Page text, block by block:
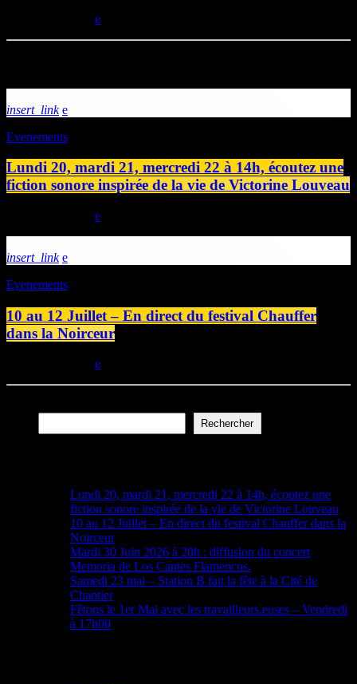
insert_link
Evenements
Lundi 20, mardi 21, mercredi 22 à 14h, écoutez une
fiction sonore inspirée de la vie de Victorine Louveau
insert_link
Evenements
10 au 12 Juillet – En direct du festival Chauffer
dans la Noirceur
Rechercher
Lundi 20, mardi 21, mercredi 22 à 14h, écoutez une
fiction sonore inspirée de la vie de Victorine Louveau
10 au 12 Juillet – En direct du festival Chauffer dans la
Noirceur
Mardi 30 Juin 2026 à 20h : diffusion du concert
Memoria de Los Cantes Flamencos.
Samedi 23 mai – Station B fait la fête à la Cité de
Chantier
Fêtons le 1er Mai avec les travailleurs.euses – Vendredi
à 17h00